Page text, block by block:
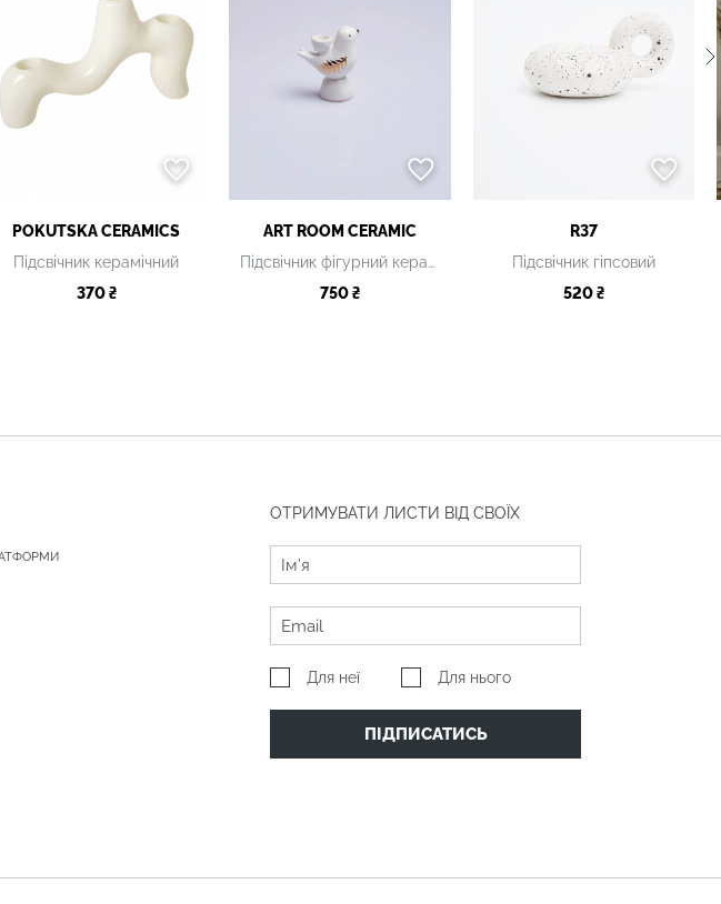
POKUTSKA CERAMICS
Підсвічник керамічний
370 ₴
ART ROOM CERAMIC
Підсвічник фігурний керамічний, M
750 ₴
R37
Підсвічник гіпсовий
520 ₴
ОТРИМУВАТИ ЛИСТИ ВІД СВОЇХ
Для неї Для нього
ПІДПИСАТИСЬ